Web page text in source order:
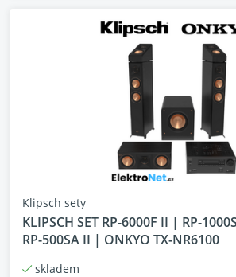
Klipsch sety
KLIPSCH SET RP-6000F II | RP-
RP-500SA II | ONKYO TX-NR6100
skladem